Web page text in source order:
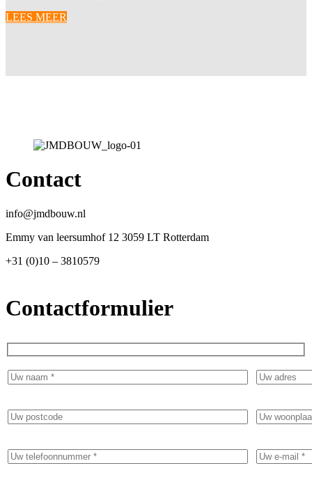
LEES MEER
Contact
info@jmdbouw.nl
Emmy van leersumhof 12 3059 LT Rotterdam
+31 (0)10 – 3810579
Contactformulier